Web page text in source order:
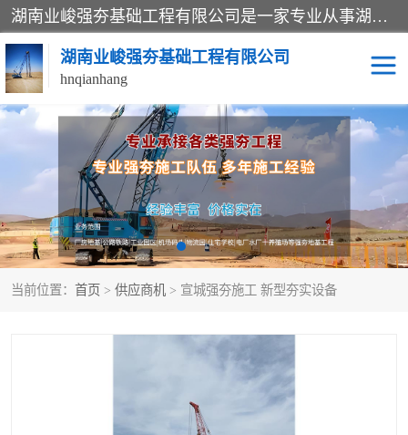
湖南业峻强夯基础工程有限公司是一家专业从事湖南强夯基础工程、强夯机租赁，地基处理的施工单位。业务覆盖：湖南、广东，江西等地。可承接1000KN.m-25000KN.m强夯（置换）工程。公司创始人是国内较早期从事强夯施工的建设者，经过多年的一步一个脚印的发展，在行业内具有较高的度和良好的口碑。
湖南业峻强夯基础工程有限公司
hnqianhang
当前位置： 首页 > 供应商机 > 宣城强夯施工 新型夯实设备
强夯施工案例 强夯机租赁
强夯施工工程 强夯施工队伍
强夯队伍